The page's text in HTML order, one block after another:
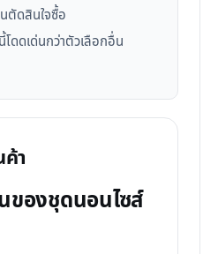
ตัดสินใจซื้อ
โดดเด่นกว่าตัวเลือกอื่น
า
องชุดนอนไซส์